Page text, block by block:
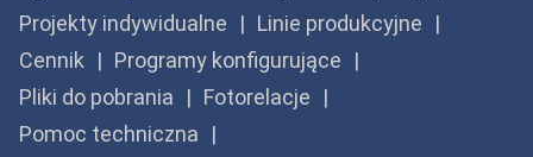
Projekty indywidualne
Linie produkcyjne
Cennik
Programy konfigurujące
Pliki do pobrania
Fotorelacje
Pomoc techniczna